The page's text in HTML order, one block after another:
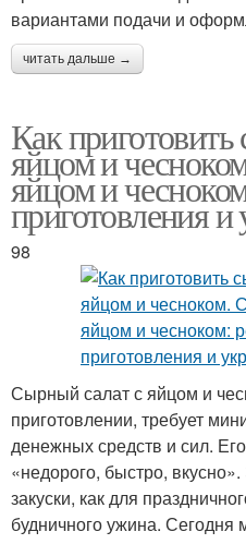
вариантами подачи и
читать дальше →
Как
яйцом и
яйцом и
приготовления
98
Сырный салат с яйцом и
приготовлении, требует
денежных средств и сил.
«недорого, быстро,
закуски, как для
будничного ужина. Сегодня